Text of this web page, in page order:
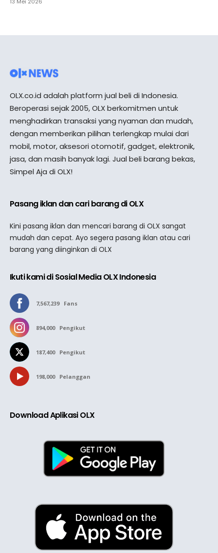
OLX.co.id adalah platform jual beli di Indonesia.
Beroperasi sejak 2005, OLX berkomitmen untuk
menghadirkan transaksi yang nyaman dan mudah,
dengan memberikan pilihan terlengkap mulai dari
mobil, motor, aksesori otomotif, gadget, elektronik,
jasa, dan masih banyak lagi. Jual beli barang bekas,
Simpel Aja di OLX!
Pasang iklan dan cari barang di OLX
Kini pasang iklan dan mencari barang di OLX sangat
mudah dan cepat. Ayo segera pasang iklan atau cari
barang yang diinginkan di OLX
Ikuti kami di Sosial Media OLX Indonesia
7,567,239 Fans
894,000 Pengikut
187,400 Pengikut
198,000 Pelanggan
Download Aplikasi OLX